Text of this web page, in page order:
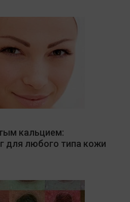
кальцием:
для любого типа кожи